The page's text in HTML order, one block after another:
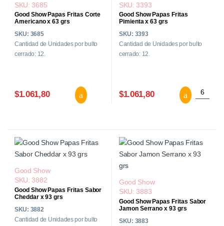
SKU: 3685
Good Show Papas Fritas Corte
Americano x 63 grs
SKU: 3685
Cantidad de Unidades por bulto
cerrado: 12.
$1.061,80 Good Show Papas Fritas Corte
SKU: 3393
Good Show Papas Fritas
Pimienta x 63 grs
SKU: 3393
Cantidad de Unidades por bulto
cerrado: 12.
$1.061,80 Good
Good Show
SKU: 3882
Good Show Papas Fritas Sabor
Cheddar x 93 grs
SKU: 3882
Cantidad de Unidades por bulto
Good Show
SKU: 3883
Good Show Papas Fritas Sabor
Jamon Serrano x 93 grs
SKU: 3883